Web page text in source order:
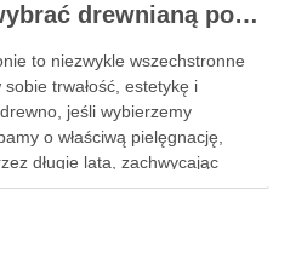
Dlaczego warto wybrać drewnianą podłogę do salonu: trwałość, estetyka i styl
to niezwykle wszechstronne
trwałość, estetykę i
jeśli wybierzemy
o właściwą pielęgnację,
długie lata, zachwycając
Co ważne, podłoga z